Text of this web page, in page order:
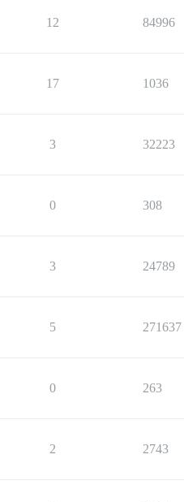
12 84996
17 1036
3 32223
0 308
3 24789
5 271637
0 263
2 2743